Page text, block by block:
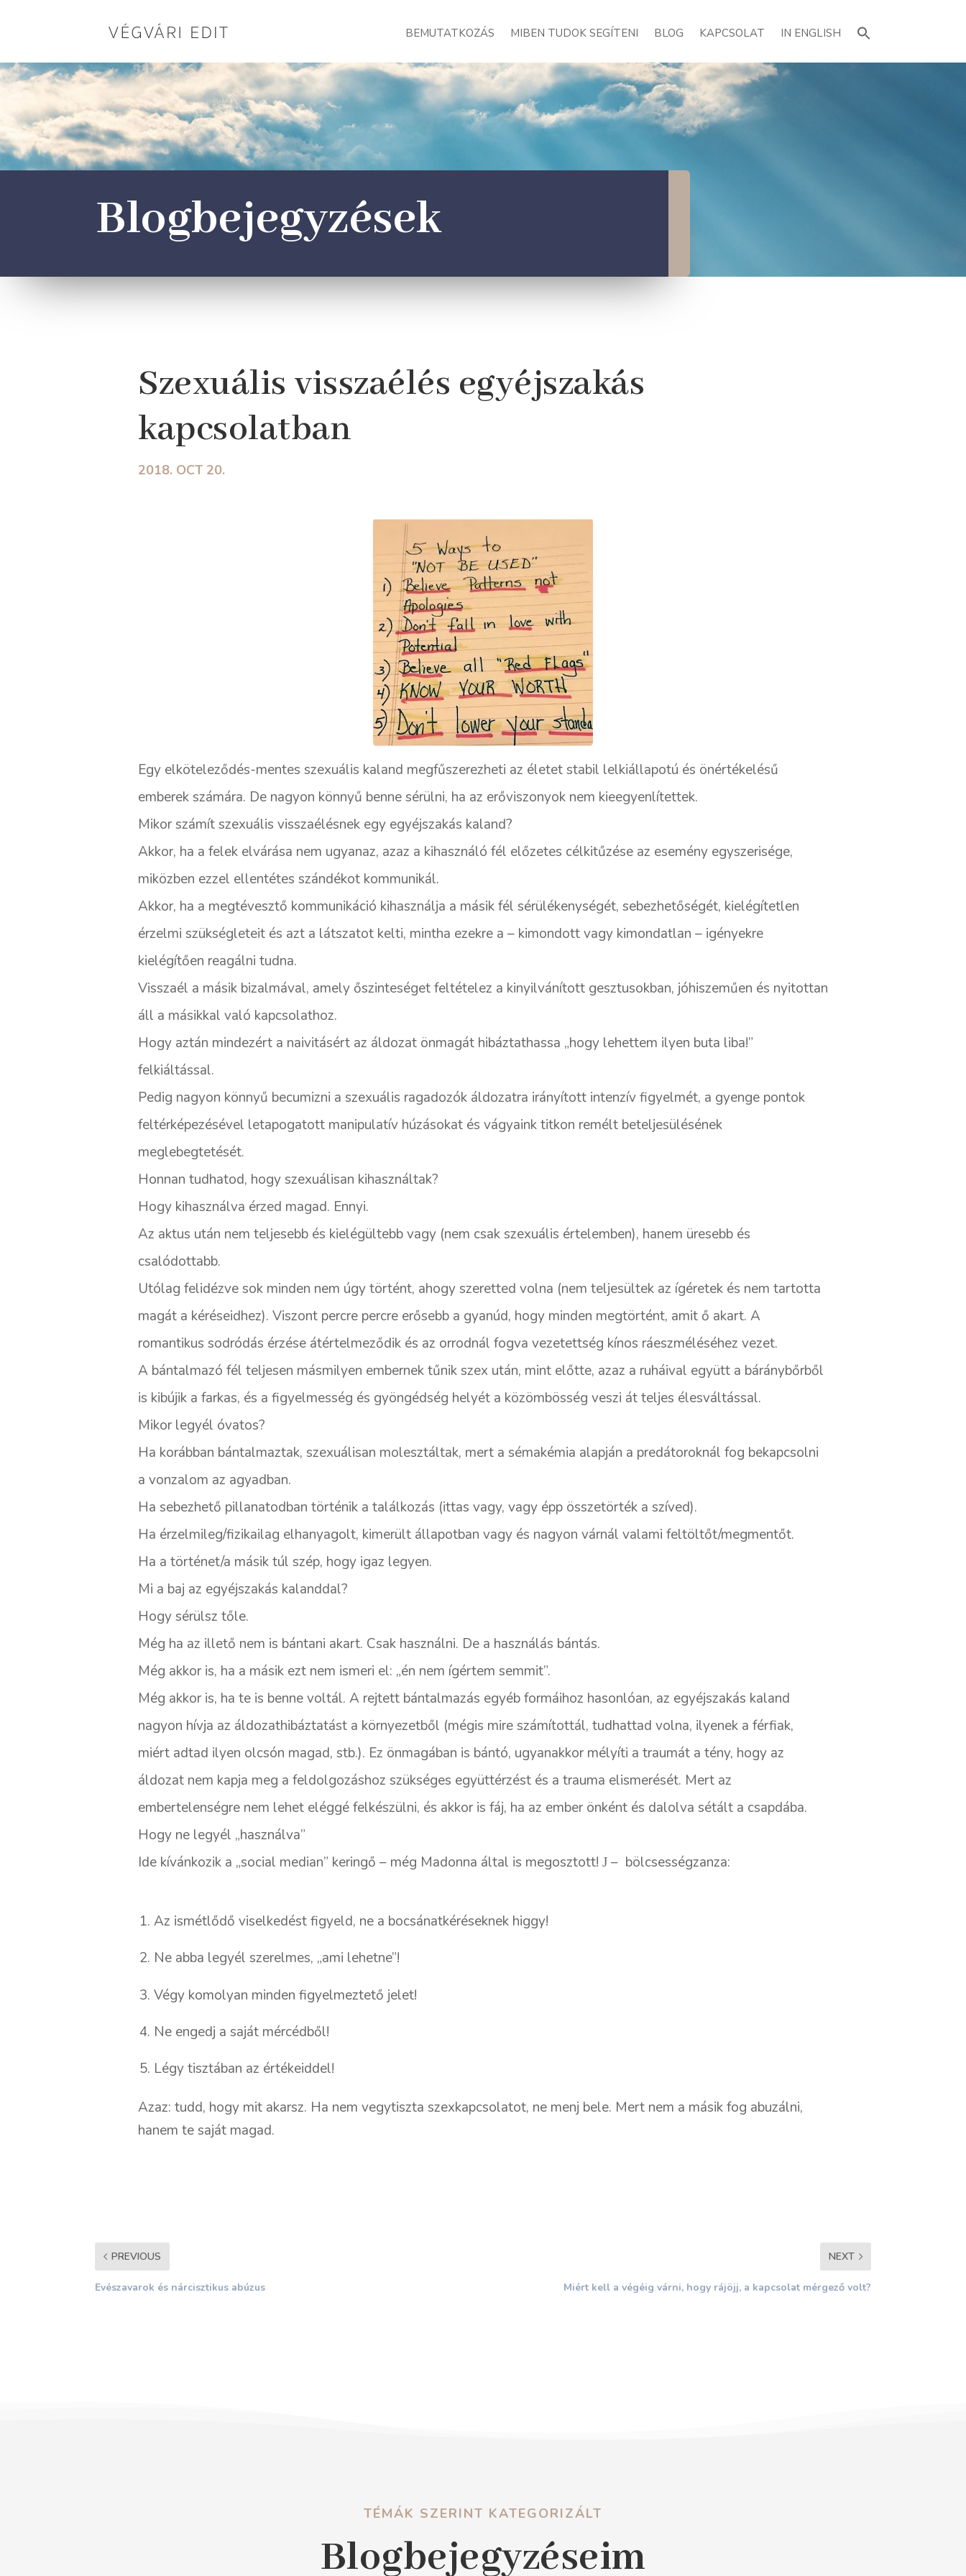
BEMUTATKOZÁS MIBEN TUDOK SEGÍTENI BLOG KAPCSOLAT IN ENGLISH
Blogbejegyzések
Szexuális visszaélés egyéjszakás
kapcsolatban
2018. OCT 20.
Egy elköteleződés-mentes szexuális kaland megfűszerezheti az életet stabil lelkiállapotú és önértékelésű
emberek számára. De nagyon könnyű benne sérülni, ha az erőviszonyok nem kieegyenlítettek.
Mikor számít szexuális visszaélésnek egy egyéjszakás kaland?
Akkor, ha a felek elvárása nem ugyanaz, azaz a kihasználó fél előzetes célkitűzése az esemény egyszerisége,
miközben ezzel ellentétes szándékot kommunikál.
Akkor, ha a megtévesztő kommunikáció kihasználja a másik fél sérülékenységét, sebezhetőségét, kielégítetlen
érzelmi szükségleteit és azt a látszatot kelti, mintha ezekre a – kimondott vagy kimondatlan – igényekre
kielégítően reagálni tudna.
Visszaél a másik bizalmával, amely őszinteséget feltételez a kinyilvánított gesztusokban, jóhiszeműen és nyitottan
áll a másikkal való kapcsolathoz.
Hogy aztán mindezért a naivitásért az áldozat önmagát hibáztathassa „hogy lehettem ilyen buta liba!”
felkiáltással.
Pedig nagyon könnyű becumizni a szexuális ragadozók áldozatra irányított intenzív figyelmét, a gyenge pontok
feltérképezésével letapogatott manipulatív húzásokat és vágyaink titkon remélt beteljesülésének
meglebegtetését.
Honnan tudhatod, hogy szexuálisan kihasználtak?
Hogy kihasználva érzed magad. Ennyi.
Az aktus után nem teljesebb és kielégültebb vagy (nem csak szexuális értelemben), hanem üresebb és
csalódottabb.
Utólag felidézve sok minden nem úgy történt, ahogy szeretted volna (nem teljesültek az ígéretek és nem tartotta
magát a kéréseidhez). Viszont percre percre erősebb a gyanúd, hogy minden megtörtént, amit ő akart. A
romantikus sodródás érzése átértelmeződik és az orrodnál fogva vezetettség kínos ráeszméléséhez vezet.
A bántalmazó fél teljesen másmilyen embernek tűnik szex után, mint előtte, azaz a ruháival együtt a báránybőrből
is kibújik a farkas, és a figyelmesség és gyöngédség helyét a közömbösség veszi át teljes élesváltással.
Mikor legyél óvatos?
Ha korábban bántalmaztak, szexuálisan molesztáltak, mert a sémakémia alapján a predátoroknál fog bekapcsolni
a vonzalom az agyadban.
Ha sebezhető pillanatodban történik a találkozás (ittas vagy, vagy épp összetörték a szíved).
Ha érzelmileg/fizikailag elhanyagolt, kimerült állapotban vagy és nagyon várnál valami feltöltőt/megmentőt.
Ha a történet/a másik túl szép, hogy igaz legyen.
Mi a baj az egyéjszakás kalanddal?
Hogy sérülsz tőle.
Még ha az illető nem is bántani akart. Csak használni. De a használás bántás.
Még akkor is, ha a másik ezt nem ismeri el: „én nem ígértem semmit”.
Még akkor is, ha te is benne voltál. A rejtett bántalmazás egyéb formáihoz hasonlóan, az egyéjszakás kaland
nagyon hívja az áldozathibáztatást a környezetből (mégis mire számítottál, tudhattad volna, ilyenek a férfiak,
miért adtad ilyen olcsón magad, stb.). Ez önmagában is bántó, ugyanakkor mélyíti a traumát a tény, hogy az
áldozat nem kapja meg a feldolgozáshoz szükséges együttérzést és a trauma elismerését. Mert az
embertelenségre nem lehet eléggé felkészülni, és akkor is fáj, ha az ember önként és dalolva sétált a csapdába.
Hogy ne legyél „használva”
Ide kívánkozik a „social median” keringő – még Madonna által is megosztott! J – bölcsességzanza:
Az ismétlődő viselkedést figyeld, ne a bocsánatkéréseknek higgy!
Ne abba legyél szerelmes, „ami lehetne”!
Végy komolyan minden figyelmeztető jelet!
Ne engedj a saját mércédből!
Légy tisztában az értékeiddel!
Azaz: tudd, hogy mit akarsz. Ha nem vegytiszta szexkapcsolatot, ne menj bele. Mert nem a másik fog abuzálni,
hanem te saját magad.
PREVIOUS
Evészavarok és nárcisztikus abúzus
NEXT
Miért kell a végéig várni, hogy rájöjj, a kapcsolat mérgező volt?
TÉMÁK SZERINT KATEGORIZÁLT
Blogbejegyzéseim